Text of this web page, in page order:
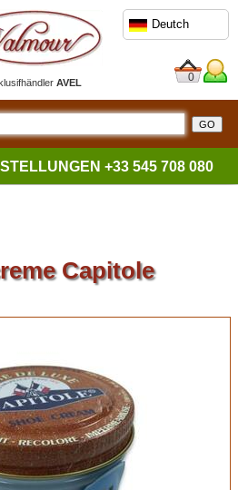
AVEL
Deutch
0
+33 545 708 080
Capitole